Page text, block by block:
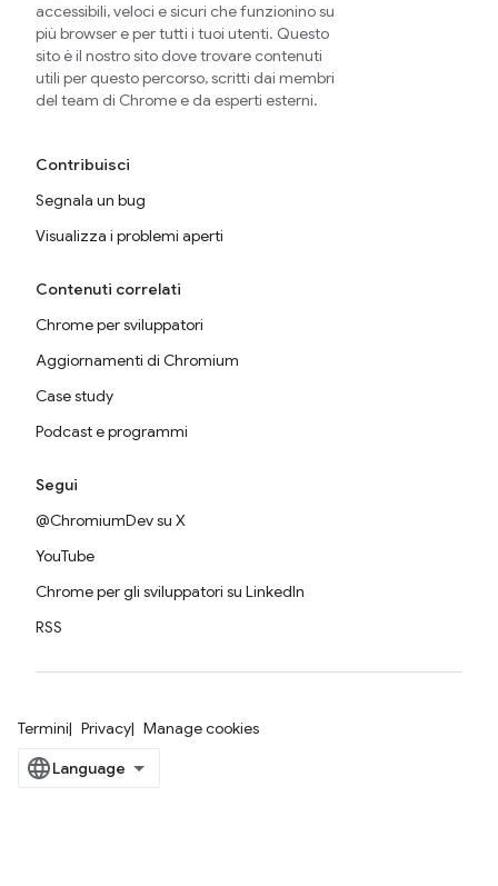
accessibili, veloci e sicuri che funzionino su
più browser e per tutti i tuoi utenti. Questo
sito è il nostro sito dove trovare contenuti
utili per questo percorso, scritti dai membri
del team di Chrome e da esperti esterni.
Contribuisci
Segnala un bug
Visualizza i problemi aperti
Contenuti correlati
Chrome per sviluppatori
Aggiornamenti di Chromium
Case study
Podcast e programmi
Segui
@ChromiumDev su X
YouTube
Chrome per gli sviluppatori su LinkedIn
RSS
Termini Privacy Manage cookies